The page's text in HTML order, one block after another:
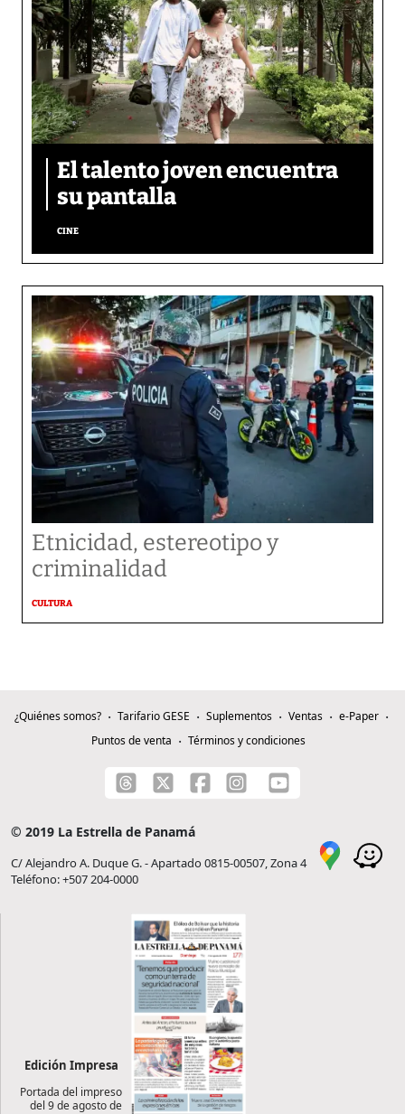
El talento joven encuentra
su pantalla​
CINE
Etnicidad, estereotipo y
criminalidad
CULTURA
¿Quiénes somos? Tarifario GESE Suplementos Ventas
e-Paper
Puntos de venta
Términos y condiciones
© 2019 La Estrella de Panamá
C/ Alejandro A. Duque G. - Apartado 0815-00507, Zona 4
Teléfono: +507 204-0000
Edición Impresa
Portada del impreso
del 9 de agosto de